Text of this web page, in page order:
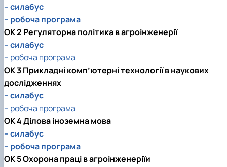
– силабус
– робоча програма
ОК 2 Регуляторна політика в агроінженерії
– силабус
– робоча програма
ОК 3 Прикладні комп’ютерні технології в наукових
дослідженнях
– силабус
– робоча програма
ОК 4 Ділова іноземна мова
– силабус
– робоча програма
ОК 5 Охорона праці в агроінженеріїи